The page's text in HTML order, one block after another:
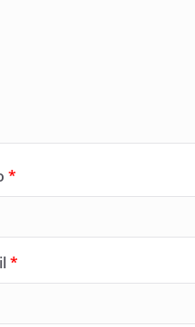
Dátum: 29.06.2024
ZA HISTÓRIOU ŠTRBSKÉHO
*
*